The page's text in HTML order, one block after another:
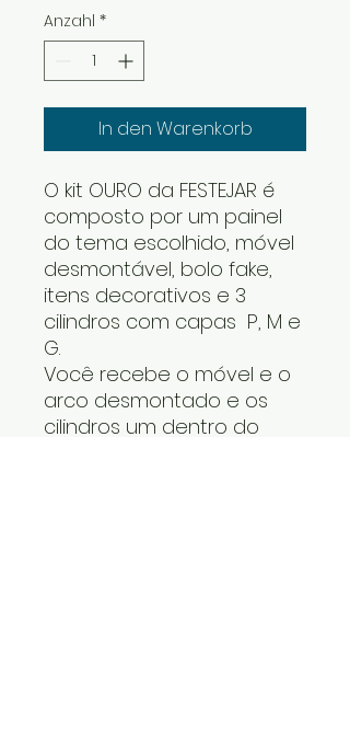
Anzahl *
In den Warenkorb
O kit OURO da FESTEJAR é
composto por um painel
do tema escolhido, móvel
desmontável, bolo fake,
itens decorativos e 3
cilindros com capas P, M e
G.
Você recebe o móvel e o
arco desmontado e os
cilindros um dentro do